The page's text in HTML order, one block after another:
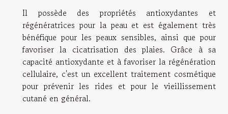
Il possède des propriétés antioxydantes et
régénératrices pour la peau et est également très
bénéfique pour les peaux sensibles, ainsi que pour
favoriser la cicatrisation des plaies. Grâce à sa
capacité antioxydante et à favoriser la régénération
cellulaire, c'est un excellent traitement cosmétique
pour prévenir les rides et pour le vieillissement
cutané en général.